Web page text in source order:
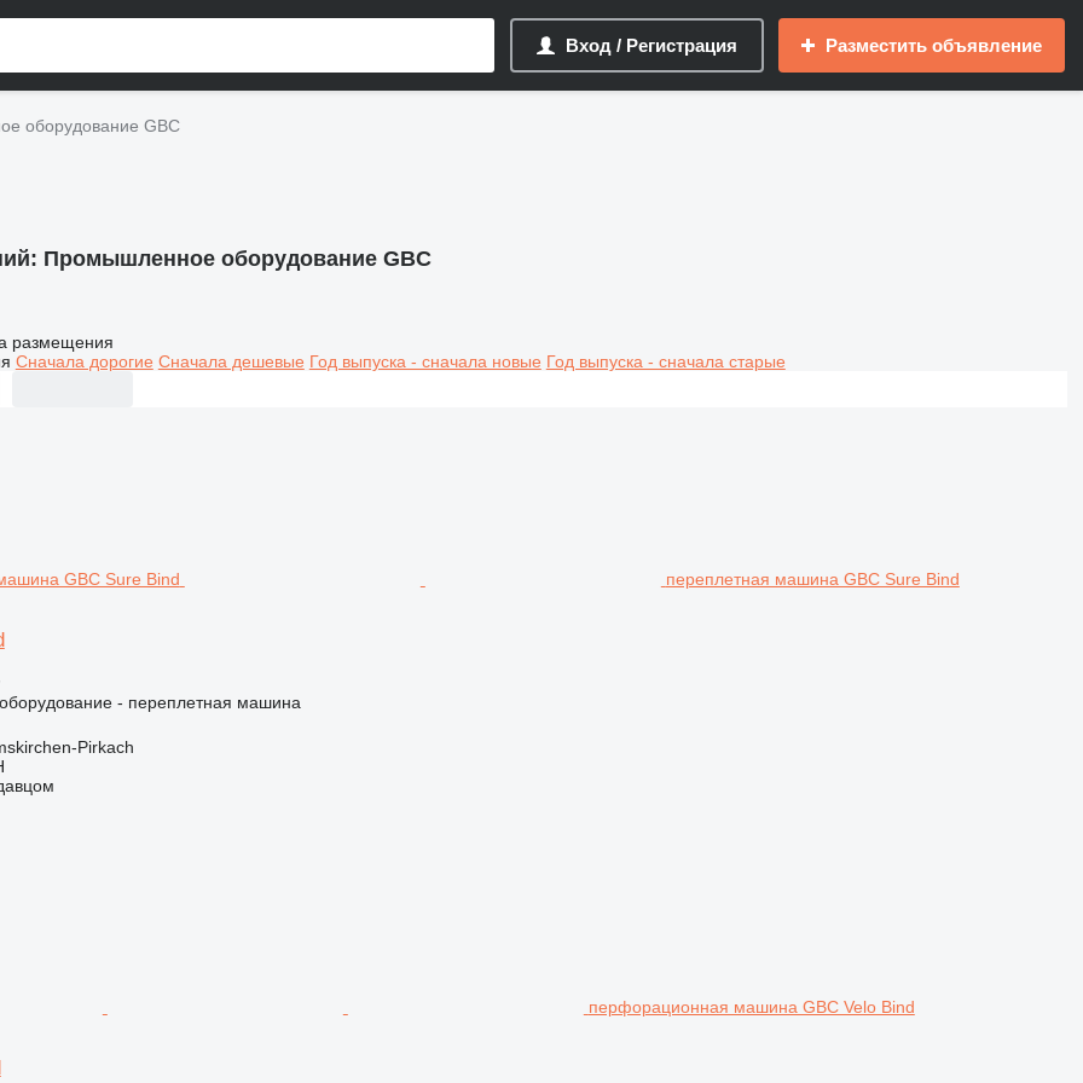
Вход / Регистрация Разместить объявление
оборудование GBC
Промышленное оборудование GBC
размещения
Сначала дорогие Сначала дешевые Год выпуска - сначала новые Год выпуска - сначала старые
переплетная машина GBC Sure Bind
- переплетная машина
Pirkach
перфорационная машина GBC Velo Bind